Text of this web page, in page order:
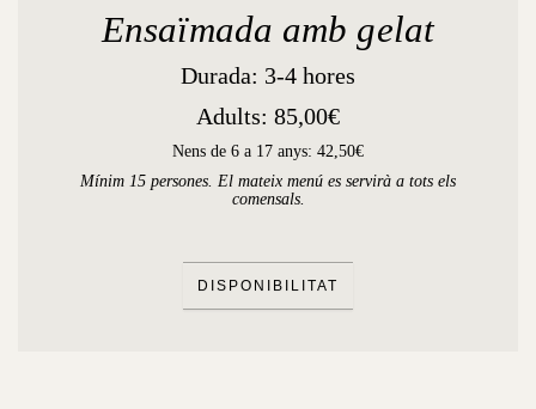
Ensaïmada amb gelat
Durada: 3-4 hores
Adults: 85,00€
Nens de 6 a 17 anys: 42,50€
Mínim 15 persones. El mateix menú es servirà a tots els
comensals.
DISPONIBILITAT